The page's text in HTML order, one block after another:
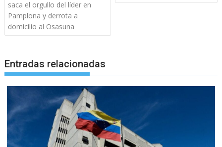
de
entradas
saca el orgullo del líder en
Pamplona y derrota a
domicilio al Osasuna
Entradas relacionadas